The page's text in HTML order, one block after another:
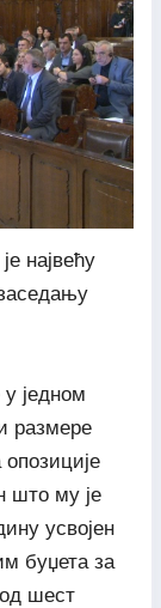
највећу
у једном
размере
што му је
усвојен
буџета за
шест